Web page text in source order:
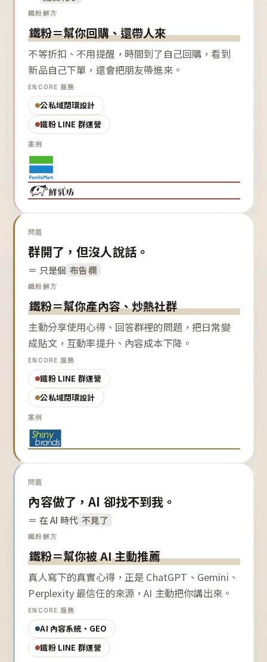
鐵粉解方
鐵粉＝幫你回購、還帶人來
不等折扣、不用提醒，時間到了自己回購，看到
新品自己下單，還會把朋友帶進來。
ENCORE 服務
公私域閉環設計
鐵粉 LINE 群運營
案例
問題
群開了，但沒人說話。
＝ 只是個 布告欄
鐵粉解方
鐵粉＝幫你產內容、炒熱社群
主動分享使用心得、回答群裡的問題，把日常變
成貼文，互動率提升、內容成本下降。
ENCORE 服務
鐵粉 LINE 群運營
公私域閉環設計
案例
問題
內容做了，AI 卻找不到我。
＝ 在 AI 時代 不見了
鐵粉解方
鐵粉＝幫你被 AI 主動推薦
真人寫下的真實心得，正是 ChatGPT、Gemini、
Perplexity 最信任的來源，AI 主動把你講出來。
ENCORE 服務
AI 內容系統・GEO
鐵粉 LINE 群運營